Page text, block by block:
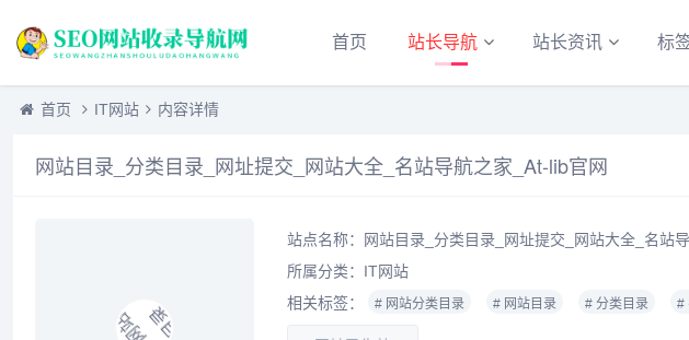
首页 站长导航 站长资讯 标
首页 IT网站 内容详情
网站目录_分类目录_网址提交_网站大全_名站导航之家_At-lib官网
站点名称：网站目录_分类目录_网址提交_网站大全_名站
所属分类： IT网站
相关标签：
# 网站分类目录 # 网站目录 # 分类目录 #